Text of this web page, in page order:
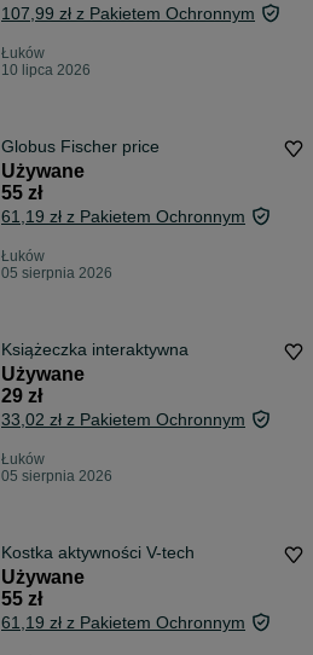
107,99 zł z Pakietem Ochronnym
Łuków
10 lipca 2026
Globus Fischer price
Używane
55 zł
61,19 zł z Pakietem Ochronnym
Łuków
05 sierpnia 2026
Książeczka interaktywna
Używane
29 zł
33,02 zł z Pakietem Ochronnym
Łuków
05 sierpnia 2026
Kostka aktywności V-tech
Używane
55 zł
61,19 zł z Pakietem Ochronnym